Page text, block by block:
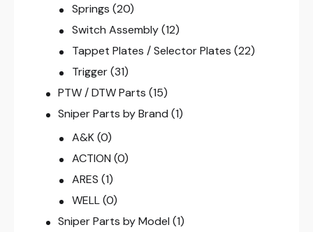
Springs (20)
Switch Assembly (12)
Tappet Plates / Selector Plates (22)
Trigger (31)
PTW / DTW Parts (15)
Sniper Parts by Brand (1)
A&K (0)
ACTION (0)
ARES (1)
WELL (0)
Sniper Parts by Model (1)